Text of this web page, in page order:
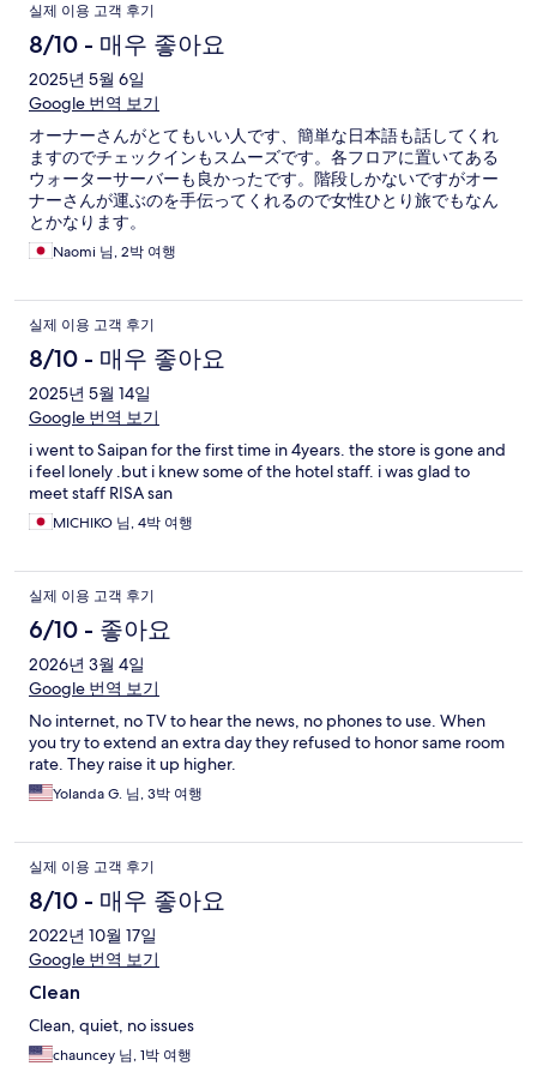
실제 이용 고객 후기
8/10 - 매우 좋아요
2025년 5월 6일
Google 번역 보기
オーナーさんがとてもいい人です、簡単な日本語も話してくれ
ますのでチェックインもスムーズです。各フロアに置いてある
ウォーターサーバーも良かったです。階段しかないですがオー
ナーさんが運ぶのを手伝ってくれるので女性ひとり旅でもなん
とかなります。
Naomi 님, 2박 여행
실제 이용 고객 후기
8/10 - 매우 좋아요
2025년 5월 14일
Google 번역 보기
i went to Saipan for the first time in 4years. the store is gone and
i feel lonely .but i knew some of the hotel staff. i was glad to
meet staff RISA san
MICHIKO 님, 4박 여행
실제 이용 고객 후기
6/10 - 좋아요
2026년 3월 4일
Google 번역 보기
No internet, no TV to hear the news, no phones to use. When
you try to extend an extra day they refused to honor same room
rate. They raise it up higher.
Yolanda G. 님, 3박 여행
실제 이용 고객 후기
8/10 - 매우 좋아요
2022년 10월 17일
Google 번역 보기
Clean
Clean, quiet, no issues
chauncey 님, 1박 여행